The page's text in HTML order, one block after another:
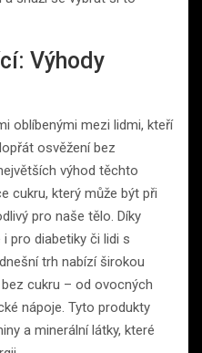
Výhody
oblíbenými mezi lidmi, kteří
osvěžení bez
výhod těchto
cukru, který může být při
pro naše tělo. Díky
pro diabetiky či lidi s
trh nabízí širokou
cukru – od ovocných
nápoje. Tyto produkty
a minerální látky, které